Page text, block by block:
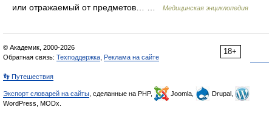
или отражаемый от предметов… …
Медицинская энциклопедия
18+
© Академик, 2000-2026
Обратная связь: Техподдержка Реклама на сайте
👣 Путешествия
Экспорт словарей на сайты , сделанные на PHP, Joomla,
Drupal,
WordPress, MODx.